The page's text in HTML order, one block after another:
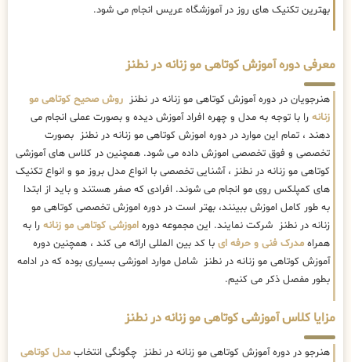
بهترین تکنیک های روز در آموزشگاه عریس انجام می شود.
معرفی دوره آموزش کوتاهی مو زنانه در نطنز
هنرجویان در دوره آموزش کوتاهی مو زنانه در نطنز روش صحیح کوتاهی مو
زنانه را با توجه به مدل و چهره افراد آموزش دیده و بصورت عملی انجام می
دهند ، تمام این موارد در دوره اموزش کوتاهی مو زنانه در نطنز بصورت
تخصصی و فوق تخصصی اموزش داده می شود. همچنین در کلاس های آموزشی
کوتاهی مو زنانه در نطنز ، آشنایی تخصصی با انواع مدل بروز مو و انواع تکنیک
های کمپلکس روی مو انجام می شوند. افرادی که صفر هستند و باید از ابتدا
به طور کامل اموزش ببینند، بهتر است در دوره اموزش تخصصی کوتاهی مو
زنانه در نطنز شرکت نمایند. این مجموعه دوره اموزشی کوتاهی مو زنانه را به
همراه مدرک فنی و حرفه ای با کد بین المللی ارائه می کند ، همچنین دوره
آموزش کوتاهی مو زنانه در نطنز شامل موارد اموزشی بسیاری بوده که در ادامه
بطور مفصل ذکر می کنیم.
مزایا کلاس آموزشی کوتاهی مو زنانه در نطنز
هنرجو در دوره آموزش کوتاهی مو زنانه در نطنز چگونگی انتخاب مدل کوتاهی